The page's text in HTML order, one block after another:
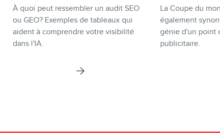
À quoi peut ressembler un audit SEO
ou GEO? Exemples de tableaux qui
aident à comprendre votre visibilité
dans l'IA.
La Coupe du
également
génie d'un point
publicitaire.